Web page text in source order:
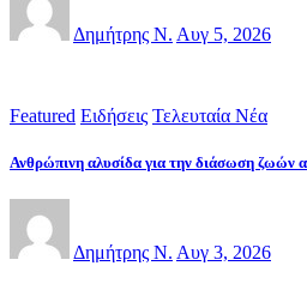
Δημήτρης Ν. Αυγ 5, 2026
Featured Ειδήσεις Τελευταία Νέα
Ανθρώπινη αλυσίδα για την διάσωση ζωών
Δημήτρης Ν. Αυγ 3, 2026